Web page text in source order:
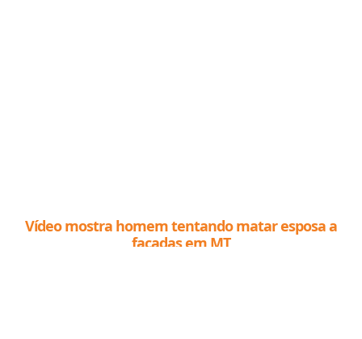
Vídeo mostra homem tentando matar esposa a
facadas em MT